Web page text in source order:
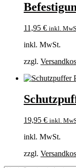
11,95 € inkl.
inkl. MwSt.
zzgl.
19,95 € inkl.
inkl. MwSt.
zzgl.